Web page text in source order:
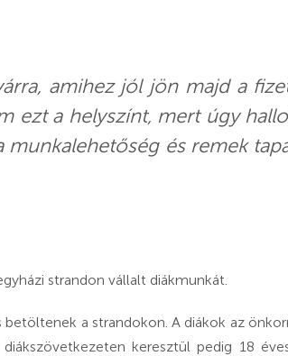
amihez jól jön majd a
ezt a helyszínt, mert úgy
és remek
strandon vállalt diákmunkát.
a strandokon. A diákok az
keresztül pedig 18